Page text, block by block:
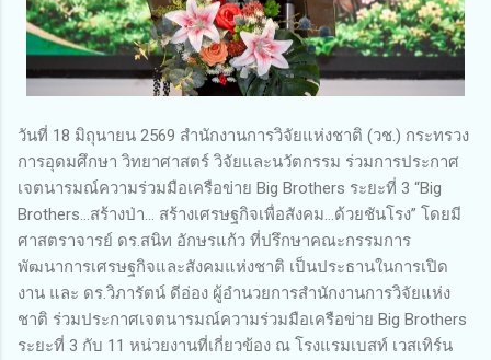
วันที่ 18 มิถุนายน 2569 สำนักงานการวิจัยแห่งชาติ (วช.) กระทรวง
การอุดมศึกษา วิทยาศาสตร์ วิจัยและนวัตกรรม ร่วมการประกาศ
เจตนารมณ์ความร่วมมือเครือข่าย Big Brothers ระยะที่ 3 “Big
Brothers…สร้างป่า... สร้างเศรษฐกิจเพื่อสังคม...ด้วยชันโรง” โดยมี
ศาสตราจารย์ ดร.สนิท อักษรแก้ว ที่ปรึกษาคณะกรรมการ
พัฒนาการเศรษฐกิจและสังคมแห่งชาติ เป็นประธานในการเปิด
งาน และ ดร.วิภารัตน์ ดีอ่อง ผู้อำนวยการสำนักงานการวิจัยแห่ง
ชาติ ร่วมประกาศเจตนารมณ์ความร่วมมือเครือข่าย Big Brothers
ระยะที่ 3 กับ 11 หน่วยงานที่เกี่ยวข้อง ณ โรงแรมเบสท์ เวสเทิร์น